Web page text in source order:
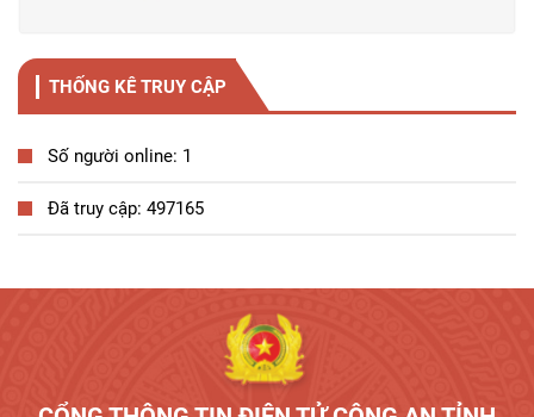
THỐNG KÊ TRUY CẬP
Số người online: 1
Đã truy cập: 497165